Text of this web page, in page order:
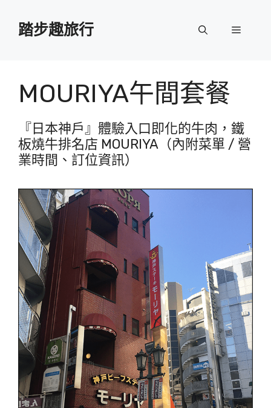
踏步趣旅行 選
MOURIYA午間套餐
『日本神戶』體驗入口即化的牛肉，鐵
板燒牛排名店 MOURIYA（內附菜單 / 營
業時間、訂位資訊）